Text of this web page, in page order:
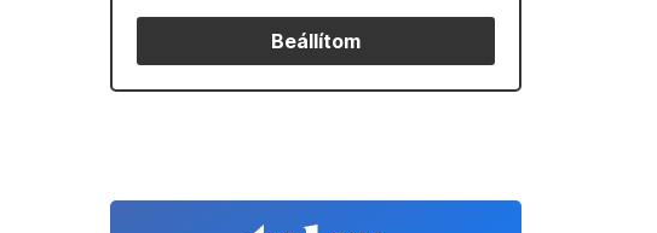
Beállítom